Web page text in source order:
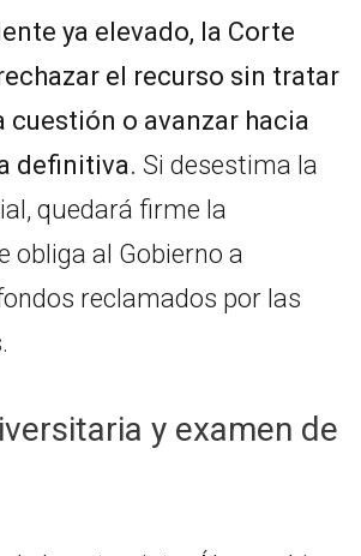
ya elevado, la Corte
el recurso sin tratar
cuestión o avanzar hacia
definitiva. Si desestima la
quedará firme la
obliga al Gobierno a
reclamados por las
y examen de